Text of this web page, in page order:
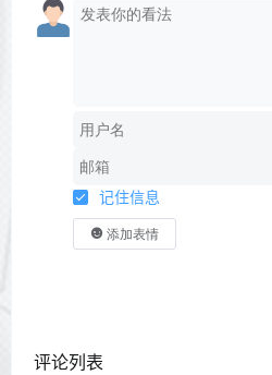
记住信息
添加表情
评论列表